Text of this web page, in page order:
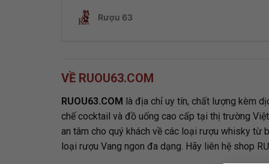
VỀ RUOU63.COM
RUOU63.COM là địa chỉ uy tín, chất lượng kèm
chế cocktail và đồ uống cao cấp tại thị trường
an tâm cho quý khách về các loại rượu whisky từ
loại rượu Vang ngon đa dạng. Hãy liên hệ shop